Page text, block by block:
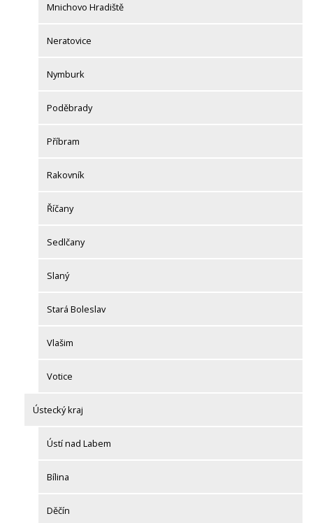
Mnichovo Hradiště
Neratovice
Nymburk
Poděbrady
Příbram
Rakovník
Říčany
Sedlčany
Slaný
Stará Boleslav
Vlašim
Votice
Ústecký kraj
Ústí nad Labem
Bílina
Děčín